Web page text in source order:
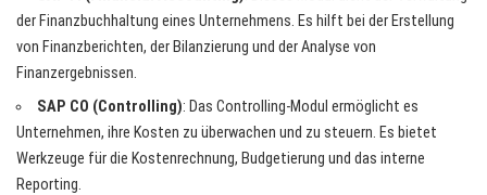
der Finanzbuchhaltung eines Unternehmens. Es hilft bei der Erstellung
von Finanzberichten, der Bilanzierung und der Analyse von
Finanzergebnissen.
SAP CO (Controlling): Das Controlling-Modul ermöglicht es
Unternehmen, ihre Kosten zu überwachen und zu steuern. Es bietet
Werkzeuge für die Kostenrechnung, Budgetierung und das interne
Reporting.